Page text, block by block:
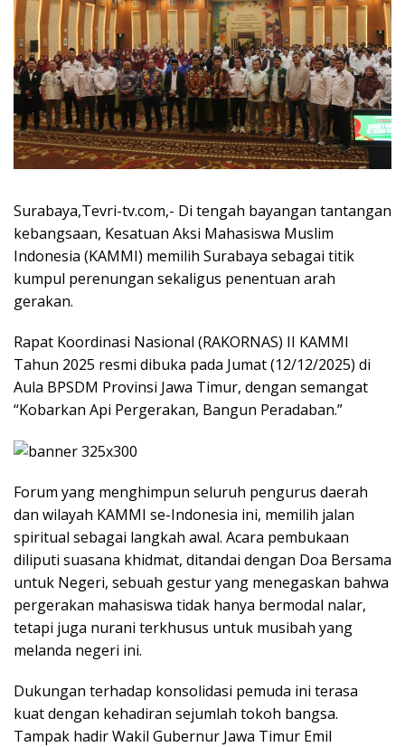
Surabaya,Tevri-tv.com,- Di tengah bayangan tantangan
kebangsaan, Kesatuan Aksi Mahasiswa Muslim
Indonesia (KAMMI) memilih Surabaya sebagai titik
kumpul perenungan sekaligus penentuan arah
gerakan.
Rapat Koordinasi Nasional (RAKORNAS) II KAMMI
Tahun 2025 resmi dibuka pada Jumat (12/12/2025) di
Aula BPSDM Provinsi Jawa Timur, dengan semangat
“Kobarkan Api Pergerakan, Bangun Peradaban.”
Forum yang menghimpun seluruh pengurus daerah
dan wilayah KAMMI se-Indonesia ini, memilih jalan
spiritual sebagai langkah awal. Acara pembukaan
diliputi suasana khidmat, ditandai dengan Doa Bersama
untuk Negeri, sebuah gestur yang menegaskan bahwa
pergerakan mahasiswa tidak hanya bermodal nalar,
tetapi juga nurani terkhusus untuk musibah yang
melanda negeri ini.
Dukungan terhadap konsolidasi pemuda ini terasa
kuat dengan kehadiran sejumlah tokoh bangsa.
Tampak hadir Wakil Gubernur Jawa Timur Emil